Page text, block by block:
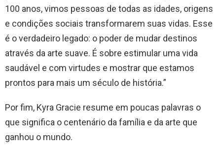
100 anos, vimos pessoas de todas as idades, origens
e condições sociais transformarem suas vidas. Esse
é o verdadeiro legado: o poder de mudar destinos
através da arte suave. É sobre estimular uma vida
saudável e com virtudes e mostrar que estamos
prontos para mais um século de história.”
Por fim, Kyra Gracie resume em poucas palavras o
que significa o centenário da família e da arte que
ganhou o mundo.